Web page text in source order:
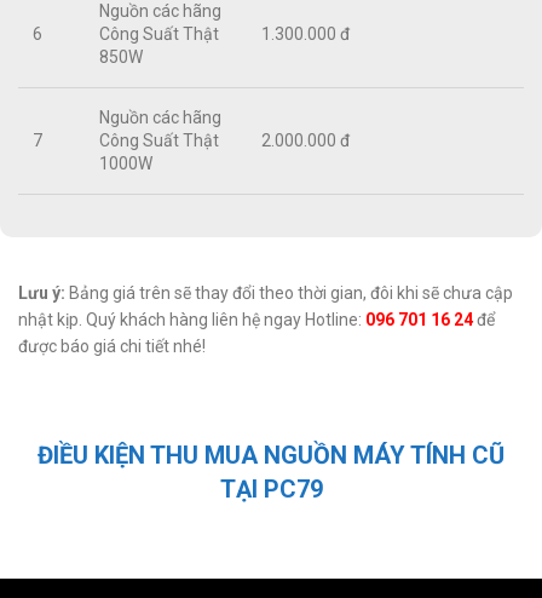
6
Nguồn các hãng
Công Suất Thật
850W
1.300.000 đ
7
Nguồn các hãng
Công Suất Thật
1000W
2.000.000 đ
Lưu ý: Bảng giá trên sẽ thay đổi theo thời gian, đôi khi sẽ chưa cập
nhật kịp. Quý khách hàng liên hệ ngay Hotline: 096 701 16 24để
được báo giá chi tiết nhé!
ĐIỀU KIỆN THU MUA NGUỒN MÁY TÍNH CŨ
TẠI PC79